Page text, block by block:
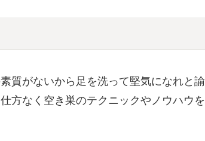
質がないから足を洗って堅気になれと諭
方なく空き巣のテクニックやノウハウを